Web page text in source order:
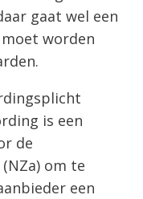
gaat wel een
worden
is een
de
om te
een